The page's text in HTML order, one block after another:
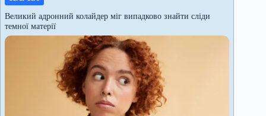
Великий адронний колайдер міг випадково знайти сліди
темної матерії